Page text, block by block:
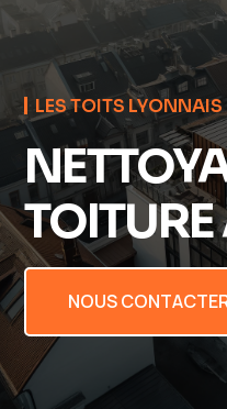
LES TOITS LYONNAIS
NOUS